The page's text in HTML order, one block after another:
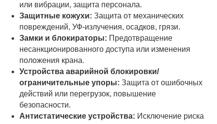
или вибрации, защита персонала.
Защитные кожухи: Защита от механических
повреждений, УФ-излучения, осадков, грязи.
Замки и блокираторы: Предотвращение
несанкционированного доступа или изменения
положения крана.
Устройства аварийной блокировки/
ограничительные упоры: Защита от ошибочных
действий или перегрузок, повышение
безопасности.
Антистатические устройства: Исключение риска